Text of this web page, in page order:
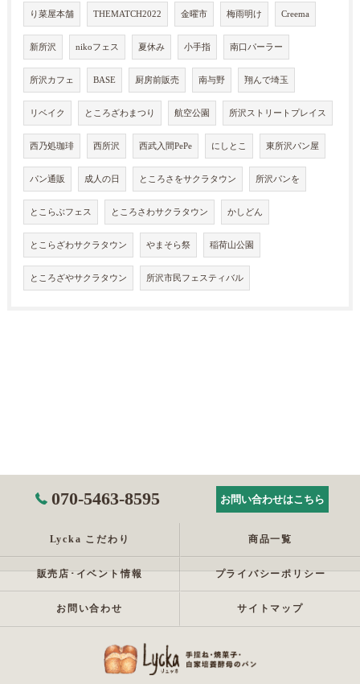
り菜屋本舗 THEMATCH2022 金曜市 梅雨明け Creema
新所沢 nikoフェス 夏休み 小手指 南口パーラー
所沢カフェ BASE 厨房前販売 南与野 翔んで埼玉
リベイク ところざわまつり 航空公園 所沢ストリートプレイス
西乃処珈琲 西所沢 西武入間PePe にしとこ 東所沢パン屋
パン通販 成人の日 ところさをサクラタウン 所沢パンを
とこらぶフェス ところさわサクラタウン かしどん
とこらざわサクラタウン やまそら祭 稲荷山公園
ところざやサクラタウン 所沢市民フェスティバル
070-5463-8595 お問い合わせはこちら
Lycka こだわり 商品一覧
販売店･イベント情報 プライバシーポリシー
お問い合わせ サイトマップ